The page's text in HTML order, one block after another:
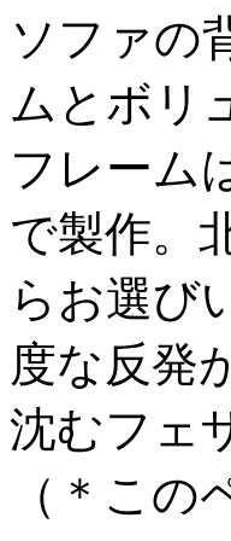
ソファの
ムとボリ
フレーム
で製作。
らお選び
度な反発
沈むフェ
（＊こ